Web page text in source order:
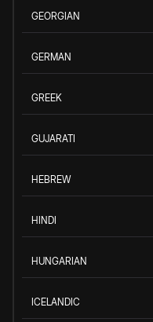
GEORGIAN
GERMAN
GREEK
GUJARATI
HEBREW
HINDI
HUNGARIAN
ICELANDIC